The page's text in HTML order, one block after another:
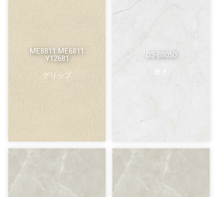
ME8811 ME6811
Y12681
グリップ
D3-B8050